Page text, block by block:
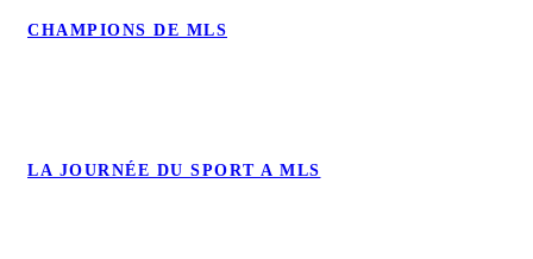
CHAMPIONS DE MLS
CHAMPIONS DE MLS
LA JOURNÉE DU SPORT A MLS
LA JOURNÉE DU SPORT A MLS